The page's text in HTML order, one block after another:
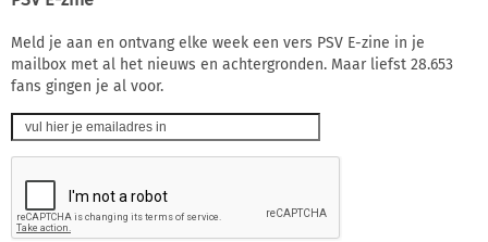
Meld je aan en ontvang elke week een vers PSV E-zine in je
mailbox met al het nieuws en achtergronden. Maar liefst 28.653
fans gingen je al voor.